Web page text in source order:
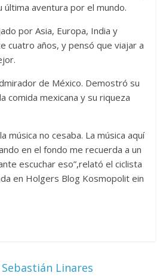
última aventura por el mundo.
por Asia, Europa, India y
cuatro años, y pensó que viajar a
de México. Demostró su
comida mexicana y su riqueza
música no cesaba. La música aquí
en el fondo me recuerda a un
escuchar eso”,relató el ciclista
en Holgers Blog Kosmopolit ein
Linares